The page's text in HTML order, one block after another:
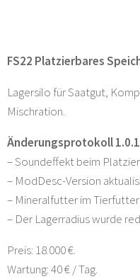
FS22 Platzierbares
Lagersilo für Saatgut,
Mischration.
Änderungsprotokoll
– Soundeffekt beim
– ModDesc-Version
– Mineralfutter im
– Der Lagerradius wurde
Preis: 18.000 €.
Wartung: 40 € / Tag.